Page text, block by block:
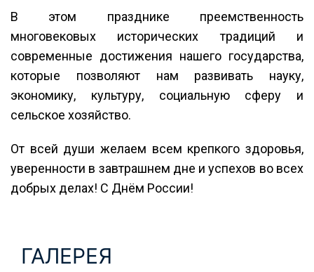
В этом празднике преемственность
многовековых исторических традиций и
современные достижения нашего государства,
которые позволяют нам развивать науку,
экономику, культуру, социальную сферу и
сельское хозяйство.
От всей души желаем всем крепкого здоровья,
уверенности в завтрашнем дне и успехов во всех
добрых делах! С Днём России!
ГАЛЕРЕЯ